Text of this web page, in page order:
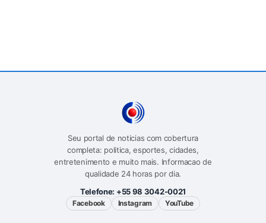
Seu portal de noticias com cobertura
completa: politica, esportes, cidades,
entretenimento e muito mais. Informacao de
qualidade 24 horas por dia.
Telefone: +55 98 3042-0021
Facebook Instagram YouTube